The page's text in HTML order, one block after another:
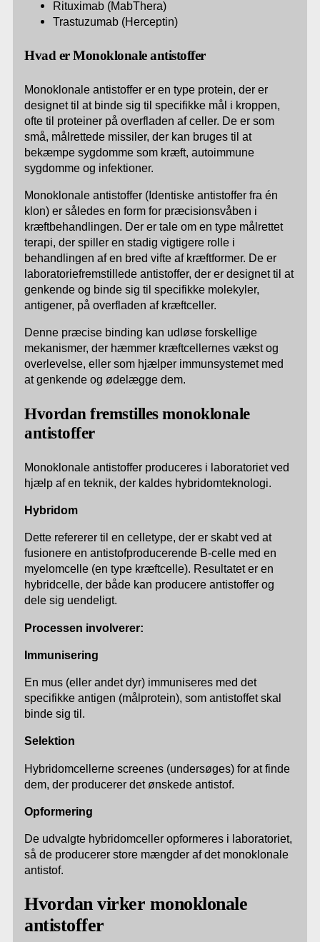
Rituximab (MabThera)
Trastuzumab (Herceptin)
Hvad er Monoklonale antistoffer
Monoklonale antistoffer er en type protein, der er
designet til at binde sig til specifikke mål i kroppen,
ofte til proteiner på overfladen af celler. De er som
små, målrettede missiler, der kan bruges til at
bekæmpe sygdomme som kræft, autoimmune
sygdomme og infektioner.
Monoklonale antistoffer (Identiske antistoffer fra én
klon) er således en form for præcisionsvåben i
kræftbehandlingen. Der er tale om en type målrettet
terapi, der spiller en stadig vigtigere rolle i
behandlingen af en bred vifte af kræftformer. De er
laboratoriefremstillede antistoffer, der er designet til at
genkende og binde sig til specifikke molekyler,
antigener, på overfladen af kræftceller.
Denne præcise binding kan udløse forskellige
mekanismer, der hæmmer kræftcellernes vækst og
overlevelse, eller som hjælper immunsystemet med
at genkende og ødelægge dem.
Hvordan fremstilles monoklonale
antistoffer
Monoklonale antistoffer produceres i laboratoriet ved
hjælp af en teknik, der kaldes hybridomteknologi.
Hybridom
Dette refererer til en celletype, der er skabt ved at
fusionere en antistofproducerende B-celle med en
myelomcelle (en type kræftcelle). Resultatet er en
hybridcelle, der både kan producere antistoffer og
dele sig uendeligt.
Processen involverer:
Immunisering
En mus (eller andet dyr) immuniseres med det
specifikke antigen (målprotein), som antistoffet skal
binde sig til.
Selektion
Hybridomcellerne screenes (undersøges) for at finde
dem, der producerer det ønskede antistof.
Opformering
De udvalgte hybridomceller opformeres i laboratoriet,
så de producerer store mængder af det monoklonale
antistof.
Hvordan virker monoklonale
antistoffer